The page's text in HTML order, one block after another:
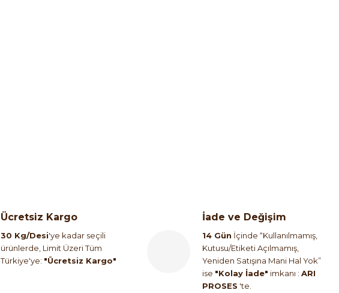
Ücretsiz Kargo
30 Kg/Desi'ye kadar seçili
ürünlerde, Limit Üzeri Tüm
Türkiye'ye: "Ücretsiz Kargo"
İade ve Değişim
14 Gün İçinde “Kullanılmamış,
Kutusu/Etiketi Açılmamış,
Yeniden Satışına Mani Hal Yok”
ise "Kolay İade" imkanı : ARI
PROSES 'te.